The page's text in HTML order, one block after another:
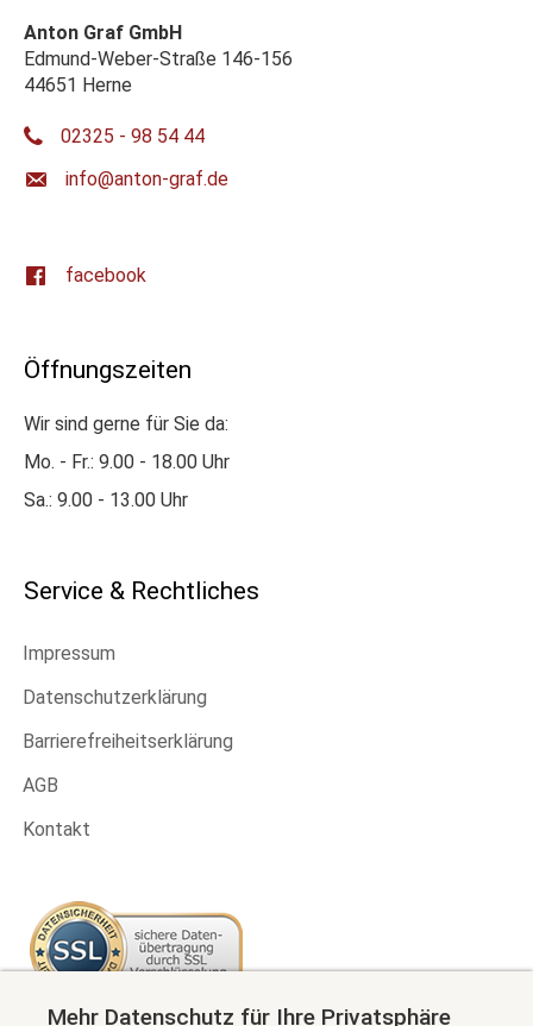
Anton Graf GmbH
Edmund-Weber-Straße 146-156
44651 Herne
02325 - 98 54 44
ed.farg-notna@ofni
facebook
Öffnungszeiten
Wir sind gerne für Sie da:
Mo. - Fr.: 9.00 - 18.00 Uhr
Sa.: 9.00 - 13.00 Uhr
Service & Rechtliches
Impressum
Datenschutzerklärung
Barrierefreiheitserklärung
AGB
Kontakt
Mehr Datenschutz für Ihre Privatsphäre